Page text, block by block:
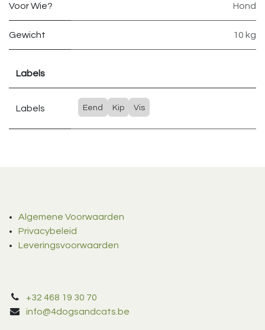
Voor Wie? Hond
Gewicht 10 kg
Labels
Labels Eend Kip Vis
Algemene Voorwaarden
Privacybeleid
Leveringsvoorwaarden
+32 468 19 30 70
info@4dogsandcats.be